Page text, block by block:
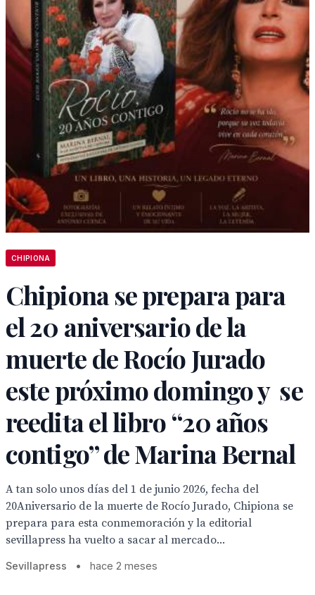
CHIPIONA
Chipiona se prepara para
el 20 aniversario de la
muerte de Rocío Jurado
este próximo domingo y se
reedita el libro “20 años
contigo” de Marina Bernal
A tan solo unos días del 1 de junio 2026, fecha del
20Aniversario de la muerte de Rocío Jurado, Chipiona se
prepara para esta conmemoración y la editorial
sevillapress ha vuelto a sacar al mercado...
Sevillapress • hace 2 meses